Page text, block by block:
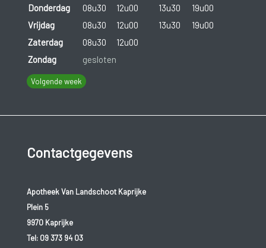
Donderdag
08u30 12u00 13u30
19u00
Vrijdag
08u30 12u00 13u30
19u00
Zaterdag
08u30
12u00
Zondag
gesloten
Volgende week
Contactgegevens
Apotheek Van Landschoot Kaprijke
Plein 5
9970 Kaprijke
Tel: 09 373 94 03